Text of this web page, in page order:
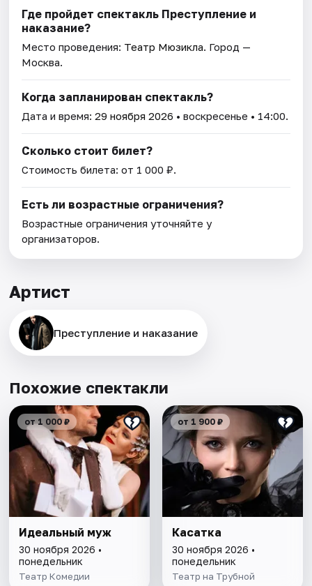
Где пройдет спектакль Преступление и
наказание?
Место проведения: Театр Мюзикла. Город —
Москва.
Когда запланирован спектакль?
Дата и время:29 ноября 2026 • воскресенье • 14:00.
Сколько стоит билет?
Стоимость билета: от 1 000 ₽.
Есть ли возрастные ограничения?
Возрастные ограничения уточняйте у
организаторов.
Артист
Преступление и наказание
Похожие спектакли
от 1 000 ₽
Идеальный муж
30 ноября 2026 •
понедельник
Театр Комедии
от 1 900 ₽
Касатка
30 ноября 2026 •
понедельник
Театр на Трубной